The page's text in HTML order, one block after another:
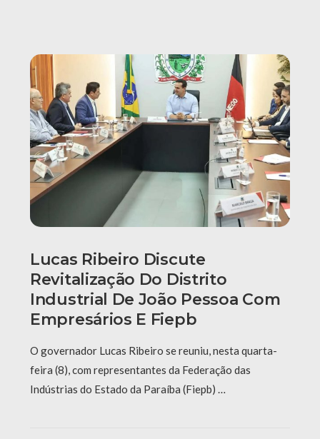
Lucas Ribeiro Discute
Revitalização Do Distrito
Industrial De João Pessoa Com
Empresários E Fiepb
O governador Lucas Ribeiro se reuniu, nesta quarta-
feira (8), com representantes da Federação das
Indústrias do Estado da Paraíba (Fiepb) …